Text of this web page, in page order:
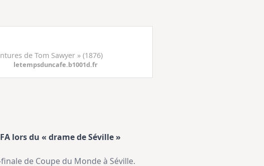
de Tom Sawyer » (1876)
letempsduncafe.b1001d.fr
lors du « drame de Séville »
de Coupe du Monde à Séville.